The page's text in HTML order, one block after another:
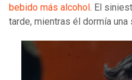
bebido más alcohol. El
tarde, mientras él dormía una